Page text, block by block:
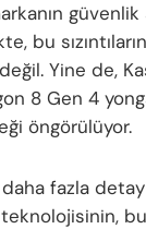
güvenlik
bu
Yine de,
8 Gen 4
öngörülüyor.
fazla